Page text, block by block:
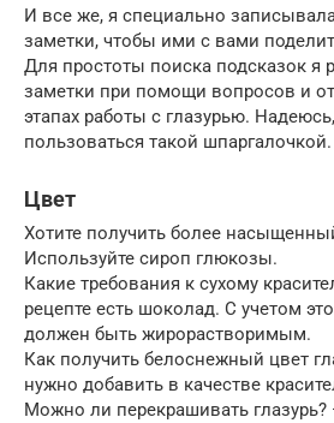
И все же, я специально
заметки, чтобы ими с вами
Для простоты поиска подсказок я
заметки при помощи вопросов и
этапах работы с глазурью.
пользоваться такой шпаргалочкой.
Цвет
Хотите получить более
Используйте сироп глюкозы.
Какие требования к сухому
рецепте есть шоколад. С учетом
должен быть жирорастворимым.
Как получить белоснежный цвет
нужно добавить в качестве
Можно ли перекрашивать